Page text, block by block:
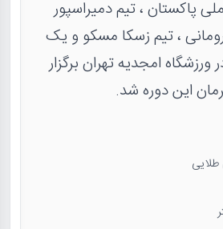
پاکستان ، تیم دمیراسپور
رومانی ، تیم زسکا مسکو و یک
ورزشگاه امجدیه تهران برگزار
این دوره شد.